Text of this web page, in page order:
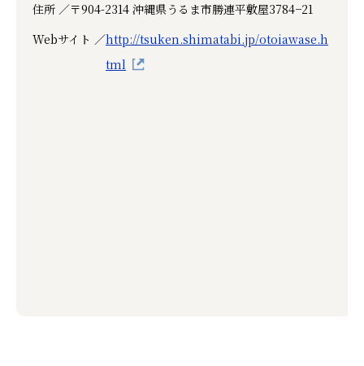
住所 ／〒904-2314 沖縄県うるま市勝連平敷屋3784−21
Webサイト ／http://tsuken.shimatabi.jp/otoiawase.h
tml